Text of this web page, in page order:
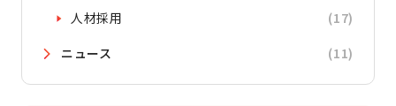
人材採用
(17)
ニュース
(11)